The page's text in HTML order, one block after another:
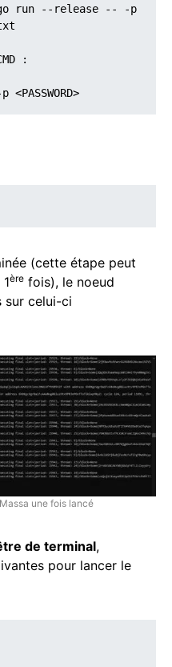
run --release -- -p
:
(cette étape peut
ère fois), le noeud
sur celui-ci
une fois lancé
de terminal,
pour lancer le